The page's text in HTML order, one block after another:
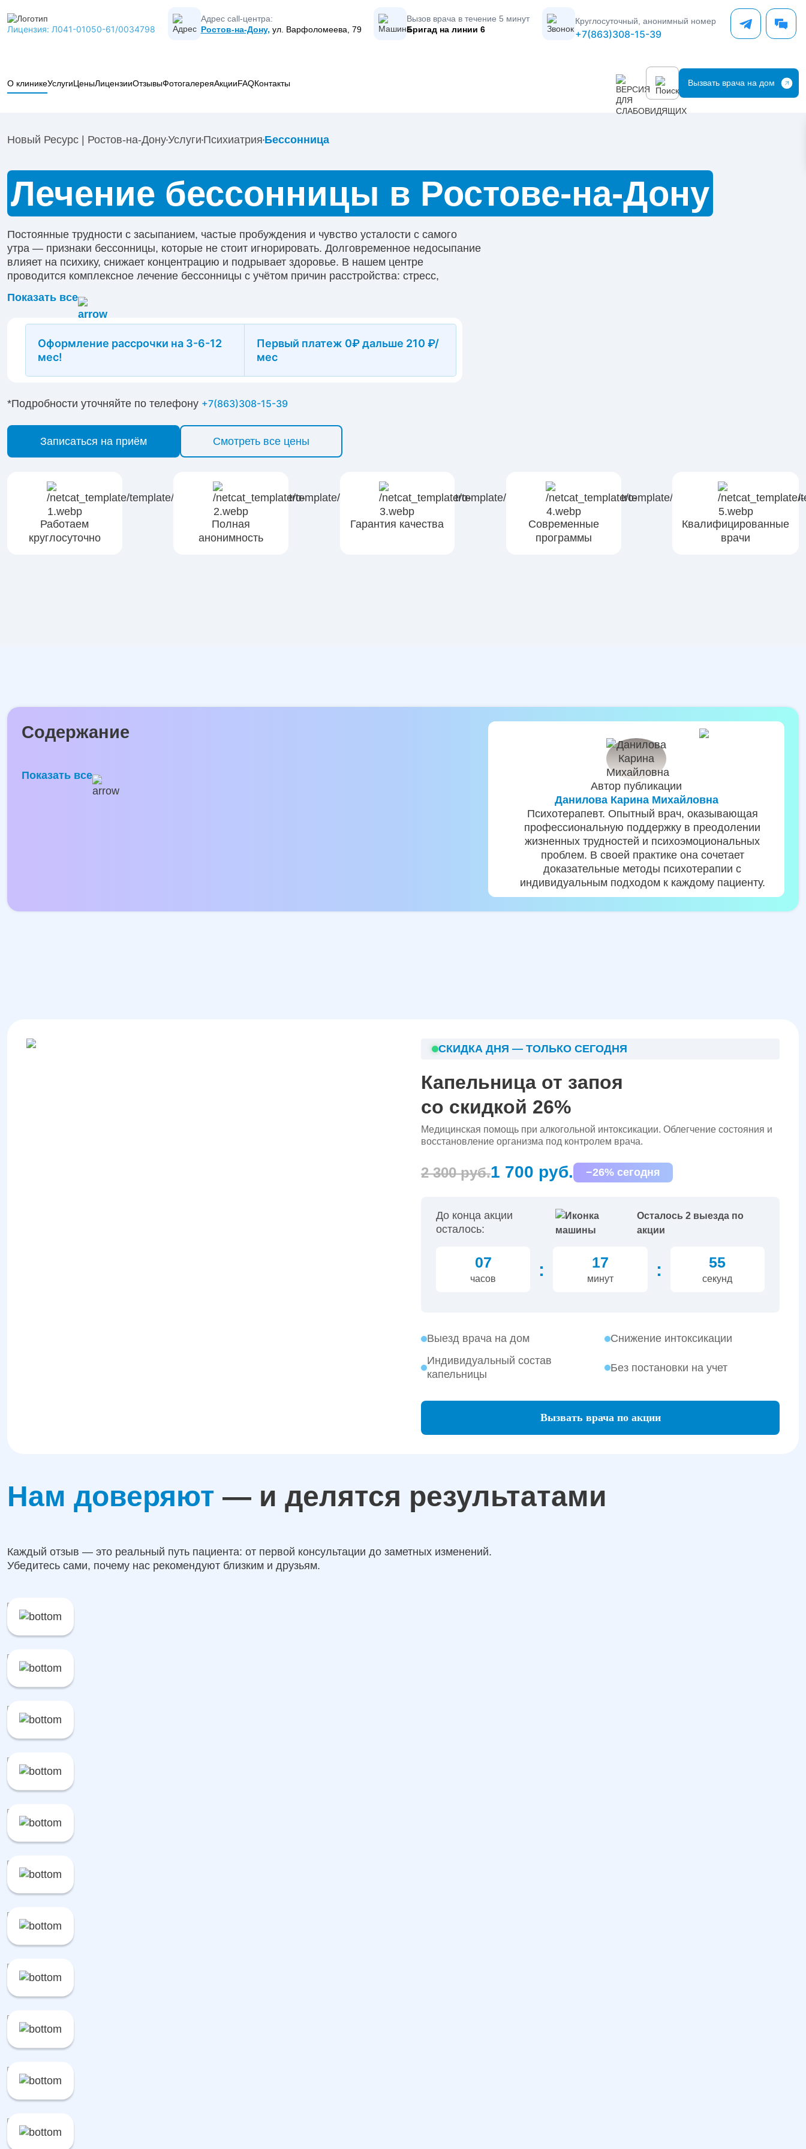
Лицензия: Л041-01050-61/0034798
Адрес call-центра:
Ростов-на-Дону, ул. Варфоломеева, 79
Вызов врача в течение 5 минут
Бригад на линии 6
Круглосуточный, анонимный номер
+7(863)308-15-39
О клинике
Коды МКБ-10 в наркологии
Услуги
Кодирование от алкоголизма
Психиатрия
Наркологическая помощь
Реабилитация
ЦеныЛицензииОтзывыФотогалереяАкцииFAQКонтакты Вызвать врача на дом
Новый Ресурс | Ростов-на-ДонуУслуги Психиатрия Бессонница
Лечение бессонницы в Ростове-на-Дону
Постоянные трудности с засыпанием, частые пробуждения и чувство усталости с самого
утра — признаки бессонницы, которые не стоит игнорировать. Долговременное недосыпание
влияет на психику, снижает концентрацию и подрывает здоровье. В нашем центре
проводится комплексное лечение бессонницы с учётом причин расстройства: стресс,
методики психотерапии и мягкую медикаментозную поддержку. Поможем вернуть спокойный
сон и ощущение бодрости. Консультации проводятся анонимно, запись доступна
Показать все
Оформление рассрочки на 3-6-12
мес!
Первый платеж 0₽ дальше 210 ₽/
мес
*Подробности уточняйте по телефону +7(863)308-15-39
Записаться на приём Смотреть все цены
Работаем
круглосуточно
Полная
анонимность
Гарантия качества
Современные
программы
Квалифицированные
врачи
Содержание
Показать все
Автор публикации
Данилова Карина Михайловна
Психотерапевт. Опытный врач, оказывающая
профессиональную поддержку в преодолении
жизненных трудностей и психоэмоциональных
проблем. В своей практике она сочетает
доказательные методы психотерапии с
индивидуальным подходом к каждому пациенту.
СКИДКА ДНЯ — ТОЛЬКО СЕГОДНЯ
Капельница от запоя
со скидкой 26%
Медицинская помощь при алкогольной интоксикации. Облегчение состояния и
восстановление организма под контролем врача.
2 300 руб.1 700 руб. −26% сегодня
До конца акции
осталось:
Осталось 2 выезда по
акции
07
часов : 17
минут : 54
секунд
Выезд врача на дом
Снижение интоксикации
Индивидуальный состав
капельницы
Без постановки на учет
Вызвать врача по акции
Нам доверяют — и делятся результатами
Каждый отзыв — это реальный путь пациента: от первой консультации до заметных изменений.
Убедитесь сами, почему нас рекомендуют близким и друзьям.